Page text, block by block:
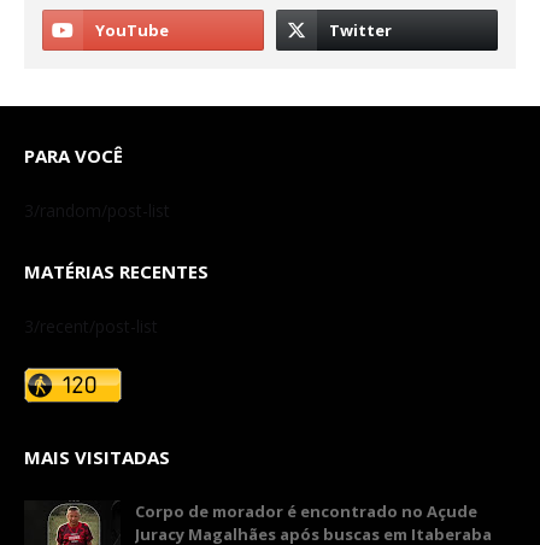
PARA VOCÊ
3/random/post-list
MATÉRIAS RECENTES
3/recent/post-list
MAIS VISITADAS
Corpo de morador é encontrado no Açude
Juracy Magalhães após buscas em Itaberaba